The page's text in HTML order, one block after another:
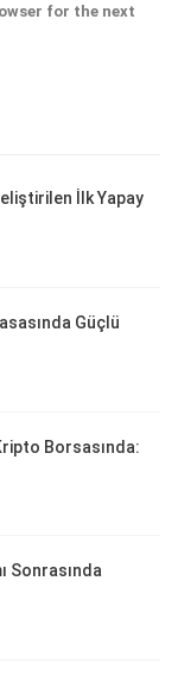
for the next
İlk Yapay
Güçlü
Borsasında:
Sonrasında